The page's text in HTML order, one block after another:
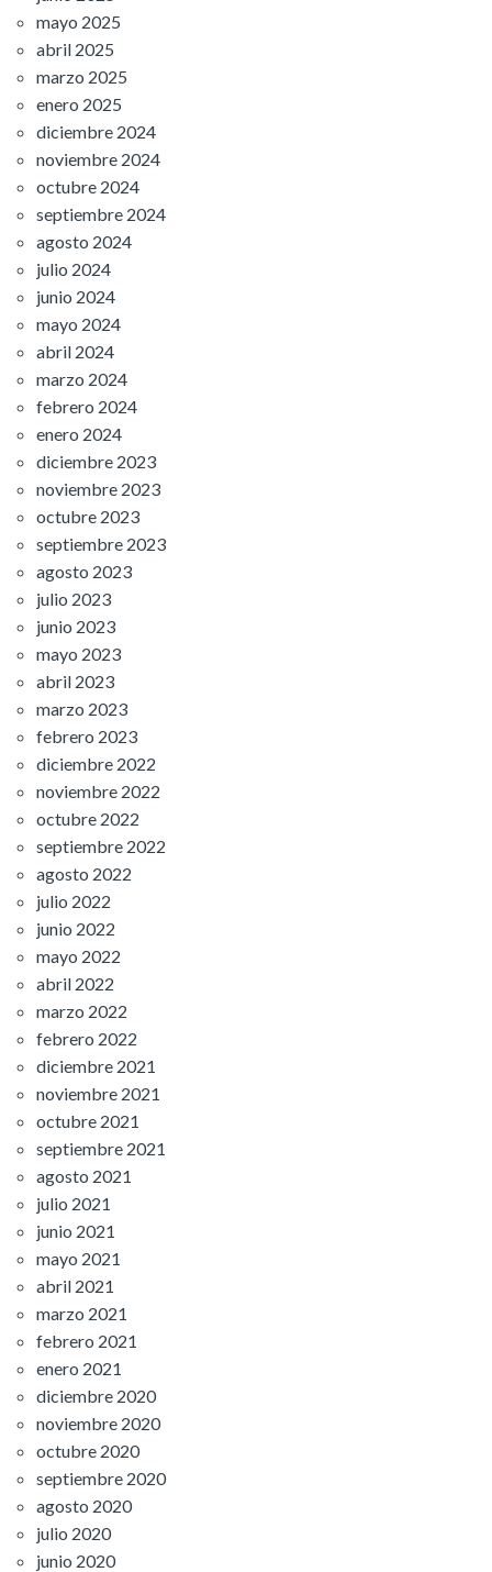
mayo 2025
abril 2025
marzo 2025
enero 2025
diciembre 2024
noviembre 2024
octubre 2024
septiembre 2024
agosto 2024
julio 2024
junio 2024
mayo 2024
abril 2024
marzo 2024
febrero 2024
enero 2024
diciembre 2023
noviembre 2023
octubre 2023
septiembre 2023
agosto 2023
julio 2023
junio 2023
mayo 2023
abril 2023
marzo 2023
febrero 2023
diciembre 2022
noviembre 2022
octubre 2022
septiembre 2022
agosto 2022
julio 2022
junio 2022
mayo 2022
abril 2022
marzo 2022
febrero 2022
diciembre 2021
noviembre 2021
octubre 2021
septiembre 2021
agosto 2021
julio 2021
junio 2021
mayo 2021
abril 2021
marzo 2021
febrero 2021
enero 2021
diciembre 2020
noviembre 2020
octubre 2020
septiembre 2020
agosto 2020
julio 2020
junio 2020